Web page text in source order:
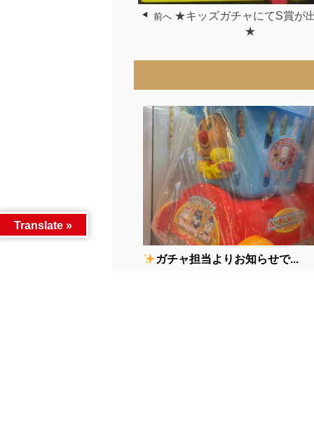
前へ ★キッズガチャにてS賞が
★
ガチャ担当よりお知らせで...
Translate »